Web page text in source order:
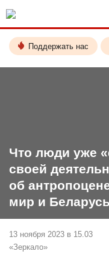
Поддержать нас
Что люди уже
своей
об
мир и Беларусь
13 ноября 2023 в 15.03
«Зеркало»